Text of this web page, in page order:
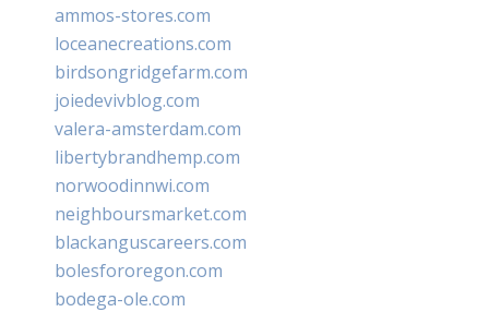
ammos-stores.com
loceanecreations.com
birdsongridgefarm.com
joiedevivblog.com
valera-amsterdam.com
libertybrandhemp.com
norwoodinnwi.com
neighboursmarket.com
blackanguscareers.com
bolesfororegon.com
bodega-ole.com